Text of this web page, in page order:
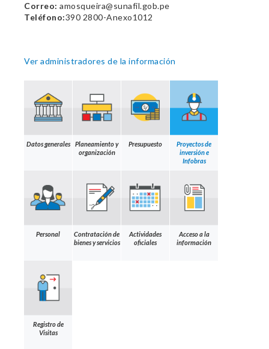
Correo: amosqueira@sunafil.gob.pe
Teléfono:390 2800-Anexo1012
Ver administradores de la información
Datos generales
Planeamiento y
organización
Presupuesto
Proyectos de
inversión e
Infobras
Personal
Contratación de
bienes y servicios
Actividades
oficiales
Acceso a la
información
Registro de
Visitas